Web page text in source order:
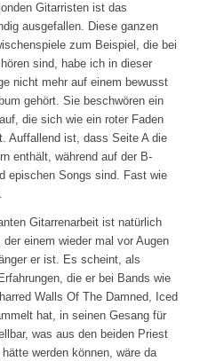
Gitarristen ist das
ausgefallen. Diese ganzen
zum Beispiel, die bei
sind, habe ich in dieser
nicht mehr auf einem bewusst
gehört. Sie beschwören ein
die sich wie ein roter Faden
Auffallend ist, dass Seite A die
enthält, während auf der B-
epischen Songs sind. Fast wie
Gitarrenarbeit ist natürlich
einem wieder mal vor Augen
er ist. Es scheint, als
die er bei Bands wie
Walls Of The Damned, Iced
hat, in seinen Gesang für
was aus den beiden Priest
hätte werden können, wäre da